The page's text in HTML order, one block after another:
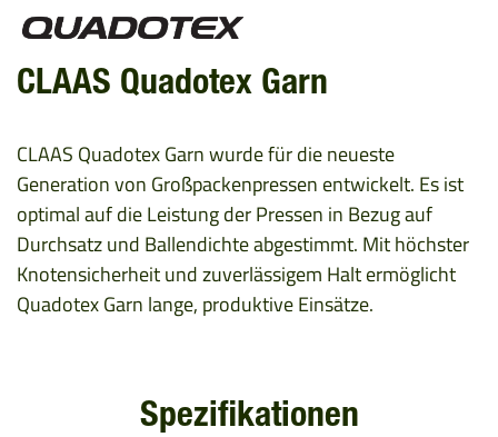
CLAAS Quadotex Garn
CLAAS Quadotex Garn wurde für die neueste
Generation von Großpackenpressen entwickelt. Es ist
optimal auf die Leistung der Pressen in Bezug auf
Durchsatz und Ballendichte abgestimmt. Mit höchster
Knotensicherheit und zuverlässigem Halt ermöglicht
Quadotex Garn lange, produktive Einsätze.
Spezifikationen